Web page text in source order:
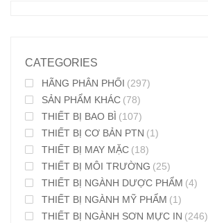
CATEGORIES
HÃNG PHÂN PHỐI (297)
SẢN PHẨM KHÁC (78)
THIẾT BỊ BAO BÌ (107)
THIẾT BỊ CƠ BẢN PTN (1)
THIẾT BỊ MAY MẶC (18)
THIẾT BỊ MÔI TRƯỜNG (25)
THIẾT BỊ NGÀNH DƯỢC PHẨM (4)
THIẾT BỊ NGÀNH MỸ PHẨM (1)
THIẾT BỊ NGÀNH SƠN MỰC IN (246)